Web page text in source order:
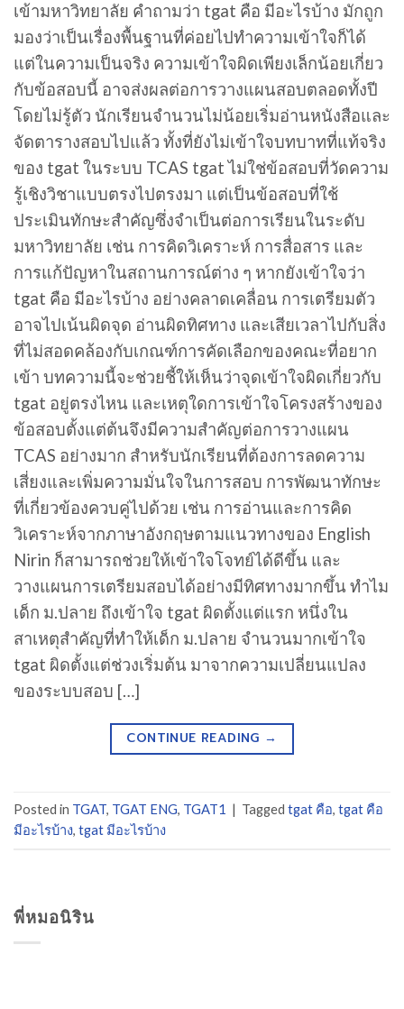
เข้ามหาวิทยาลัย คำถามว่า tgat คือ มีอะไรบ้าง มักถูก
มองว่าเป็นเรื่องพื้นฐานที่ค่อยไปทำความเข้าใจก็ได้
แต่ในความเป็นจริง ความเข้าใจผิดเพียงเล็กน้อยเกี่ยว
กับข้อสอบนี้ อาจส่งผลต่อการวางแผนสอบตลอดทั้งปี
โดยไม่รู้ตัว นักเรียนจำนวนไม่น้อยเริ่มอ่านหนังสือและ
จัดตารางสอบไปแล้ว ทั้งที่ยังไม่เข้าใจบทบาทที่แท้จริง
ของ tgat ในระบบ TCAS tgat ไม่ใช่ข้อสอบที่วัดความ
รู้เชิงวิชาแบบตรงไปตรงมา แต่เป็นข้อสอบที่ใช้
ประเมินทักษะสำคัญซึ่งจำเป็นต่อการเรียนในระดับ
มหาวิทยาลัย เช่น การคิดวิเคราะห์ การสื่อสาร และ
การแก้ปัญหาในสถานการณ์ต่าง ๆ หากยังเข้าใจว่า
tgat คือ มีอะไรบ้าง อย่างคลาดเคลื่อน การเตรียมตัว
อาจไปเน้นผิดจุด อ่านผิดทิศทาง และเสียเวลาไปกับสิ่ง
ที่ไม่สอดคล้องกับเกณฑ์การคัดเลือกของคณะที่อยาก
เข้า บทความนี้จะช่วยชี้ให้เห็นว่าจุดเข้าใจผิดเกี่ยวกับ
tgat อยู่ตรงไหน และเหตุใดการเข้าใจโครงสร้างของ
ข้อสอบตั้งแต่ต้นจึงมีความสำคัญต่อการวางแผน
TCAS อย่างมาก สำหรับนักเรียนที่ต้องการลดความ
เสี่ยงและเพิ่มความมั่นใจในการสอบ การพัฒนาทักษะ
ที่เกี่ยวข้องควบคู่ไปด้วย เช่น การอ่านและการคิด
วิเคราะห์จากภาษาอังกฤษตามแนวทางของ English
Nirin ก็สามารถช่วยให้เข้าใจโจทย์ได้ดีขึ้น และ
วางแผนการเตรียมสอบได้อย่างมีทิศทางมากขึ้น ทำไม
เด็ก ม.ปลาย ถึงเข้าใจ tgat ผิดตั้งแต่แรก หนึ่งใน
สาเหตุสำคัญที่ทำให้เด็ก ม.ปลาย จำนวนมากเข้าใจ
tgat ผิดตั้งแต่ช่วงเริ่มต้น มาจากความเปลี่ยนแปลง
ของระบบสอบ […]
CONTINUE READING →
Posted in TGAT, TGAT ENG, TGAT1 | Tagged tgat คือ, tgat คือ
มีอะไรบ้าง, tgat มีอะไรบ้าง
พี่หมอนิริน